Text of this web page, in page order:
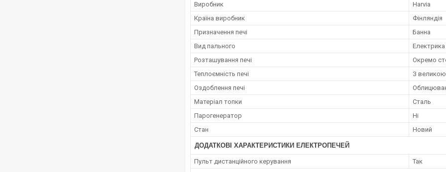
Виробник
Harvia
Країна виробник
Фінляндія
Призначення печі
Банна
Вид пального
Електрика
Розташування печі
Окремо
Теплоємність печі
З
Оздоблення печі
Матеріал топки
Сталь
Парогенератор
Ні
Стан
Новий
ДОДАТКОВІ ХАРАКТЕРИСТИКИ ЕЛЕКТРОПЕЧЕЙ
Пульт дистанційного керування Так